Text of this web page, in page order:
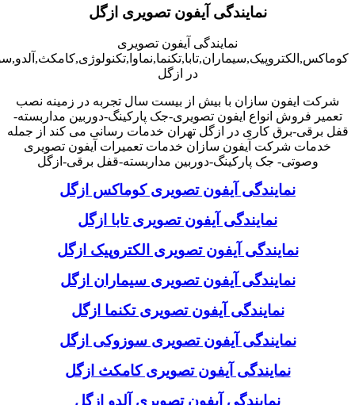
نمایندگی آیفون تصویری ازگل
نمایندگی آیفون تصویری
در ازگل
شرکت ایفون سازان با بیش از بیست سال تجربه در زمینه نصب
تعمیر فروش انواع ایفون تصویری-جک پارکینگ-دوربین مداربسته-
قفل برقی-برق کاری در ازگل تهران خدمات رسانی می کند از جمله
خدمات شرکت آیفون سازان خدمات تعمیرات آیفون تصویری
وصوتی- جک پارکینگ-دوربین مداربسته-قفل برقی-ازگل
نمایندگی آیفون تصویری کوماکس ازگل
نمایندگی آیفون تصویری تابا ازگل
نمایندگی آیفون تصویری الکتروپیک ازگل
نمایندگی آیفون تصویری سیماران ازگل
نمایندگی آیفون تصویری تکنما ازگل
نمایندگی آیفون تصویری سوزوکی ازگل
نمایندگی آیفون تصویری کامکث ازگل
نمایندگی آیفون تصویری آلدو ازگل